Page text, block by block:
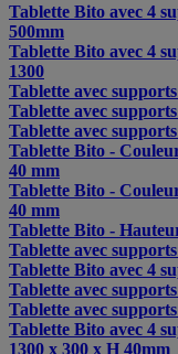
Tablette Bito avec 4
500mm
Tablette Bito avec 4
1300
Tablette avec
Tablette avec
Tablette avec
Tablette Bito -
40 mm
Tablette Bito -
40 mm
Tablette Bito -
Tablette avec
Tablette Bito avec 4
Tablette avec
Tablette avec
Tablette Bito avec 4
1300 x 300 x H 40mm